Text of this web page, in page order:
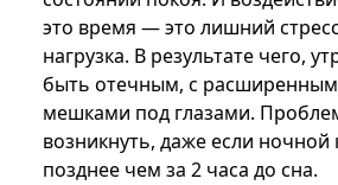
это время — это лишний
нагрузка. В результате чего,
быть отечным, с
мешками под глазами.
возникнуть, даже если ночной
позднее чем за 2 часа до сна.